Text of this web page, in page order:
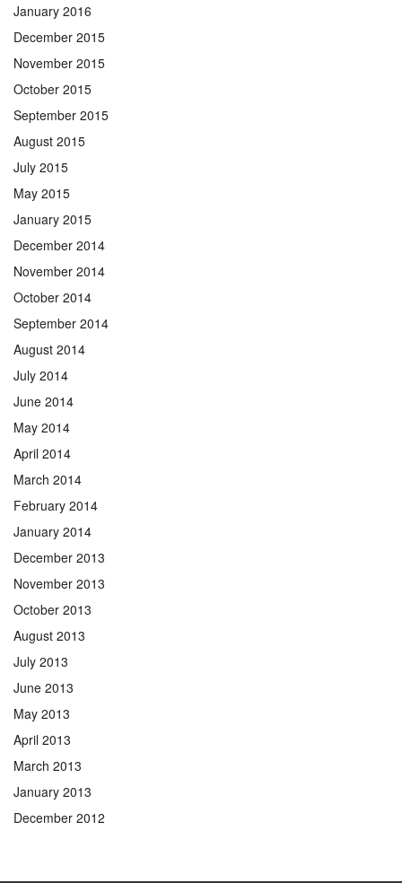
January 2016
December 2015
November 2015
October 2015
September 2015
August 2015
July 2015
May 2015
January 2015
December 2014
November 2014
October 2014
September 2014
August 2014
July 2014
June 2014
May 2014
April 2014
March 2014
February 2014
January 2014
December 2013
November 2013
October 2013
August 2013
July 2013
June 2013
May 2013
April 2013
March 2013
January 2013
December 2012